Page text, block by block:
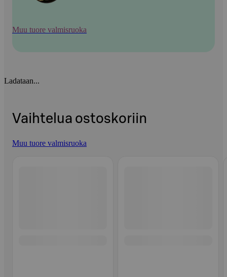
Muu tuore valmisruoka
Ladataan...
Vaihtelua ostoskoriin
Muu tuore valmisruoka